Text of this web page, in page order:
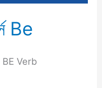
Be
BE Verb